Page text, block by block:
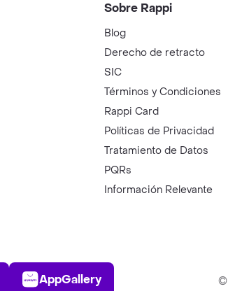
Sobre Rappi
Blog
Derecho de retracto
SIC
Términos y Condiciones
Rappi Card
Políticas de Privacidad
Tratamiento de Datos
PQRs
Información Relevante
AppGallery
AppGallery ©